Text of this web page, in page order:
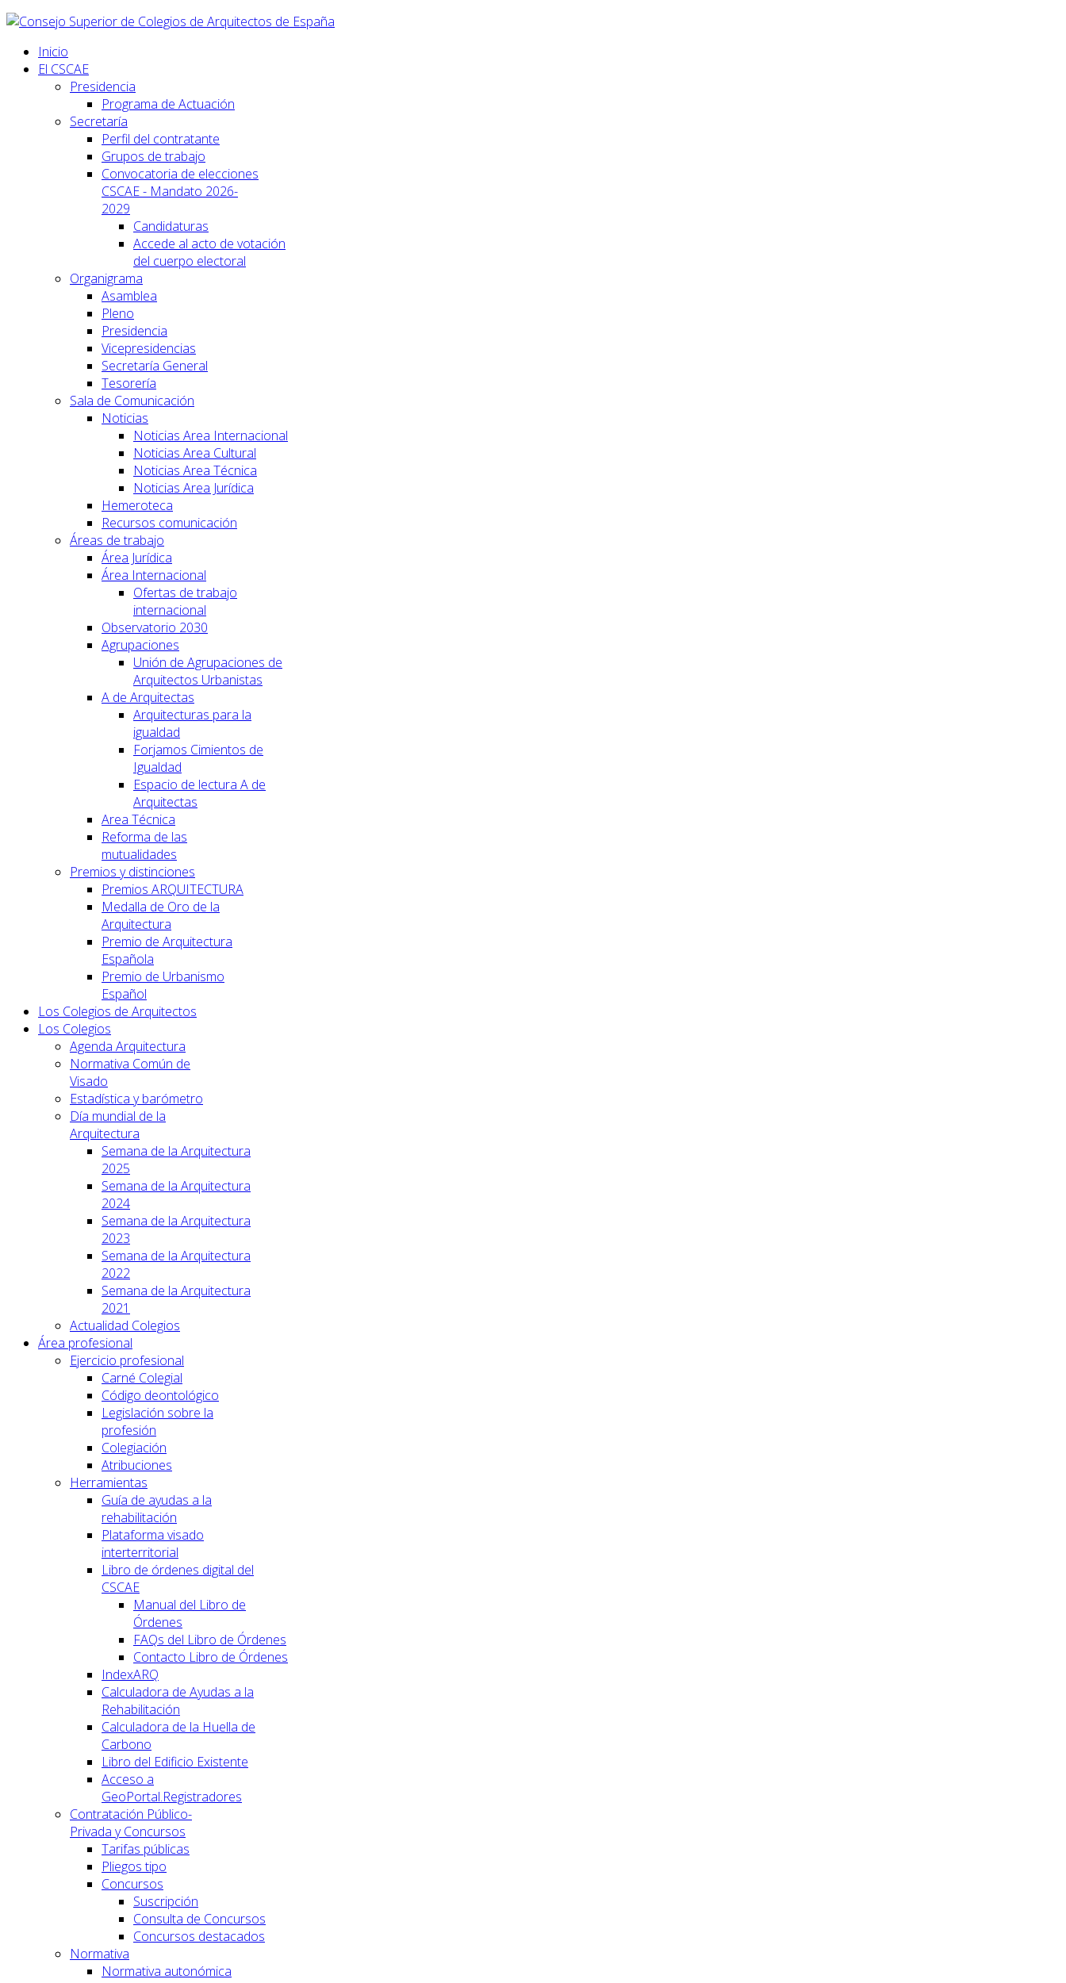
Inicio
El CSCAE
Presidencia
Programa de Actuación
Secretaría
Perfil del contratante
Grupos de trabajo
Convocatoria de elecciones
CSCAE - Mandato 2026-
2029
Candidaturas
Accede al acto de votación
del cuerpo electoral
Organigrama
Asamblea
Pleno
Presidencia
Vicepresidencias
Secretaría General
Tesorería
Sala de Comunicación
Noticias
Noticias Area Internacional
Noticias Area Cultural
Noticias Area Técnica
Noticias Area Jurídica
Hemeroteca
Recursos comunicación
Áreas de trabajo
Área Jurídica
Área Internacional
Ofertas de trabajo
internacional
Observatorio 2030
Agrupaciones
Unión de Agrupaciones de
Arquitectos Urbanistas
A de Arquitectas
Arquitecturas para la
igualdad
Forjamos Cimientos de
Igualdad
Espacio de lectura A de
Arquitectas
Area Técnica
Reforma de las
mutualidades
Premios y distinciones
Premios ARQUITECTURA
Medalla de Oro de la
Arquitectura
Premio de Arquitectura
Española
Premio de Urbanismo
Español
Los Colegios de Arquitectos
Los Colegios
Agenda Arquitectura
Normativa Común de
Visado
Estadística y barómetro
Día mundial de la
Arquitectura
Semana de la Arquitectura
2025
Semana de la Arquitectura
2024
Semana de la Arquitectura
2023
Semana de la Arquitectura
2022
Semana de la Arquitectura
2021
Actualidad Colegios
Área profesional
Ejercicio profesional
Carné Colegial
Código deontológico
Legislación sobre la
profesión
Colegiación
Atribuciones
Herramientas
Guía de ayudas a la
rehabilitación
Plataforma visado
interterritorial
Libro de órdenes digital del
CSCAE
Manual del Libro de
Órdenes
FAQs del Libro de Órdenes
Contacto Libro de Órdenes
IndexARQ
Calculadora de Ayudas a la
Rehabilitación
Calculadora de la Huella de
Carbono
Libro del Edificio Existente
Acceso a
GeoPortal.Registradores
Contratación Público-
Privada y Concursos
Tarifas públicas
Pliegos tipo
Concursos
Suscripción
Consulta de Concursos
Concursos destacados
Normativa
Normativa autonómica